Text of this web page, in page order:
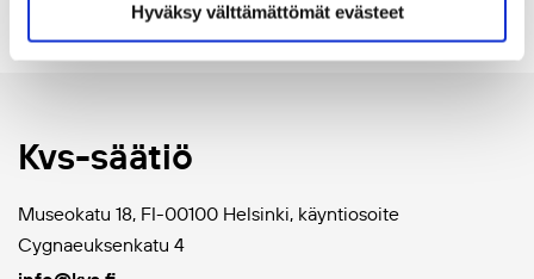
Hyväksy välttämättömät evästeet
Kvs-säätiö
Museokatu 18, FI-00100 Helsinki, käyntiosoite
Cygnaeuksenkatu 4